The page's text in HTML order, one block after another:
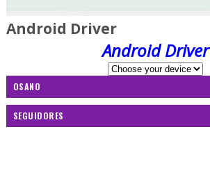
Android Driver
Android Driver
OSANO
SEGUIDORES